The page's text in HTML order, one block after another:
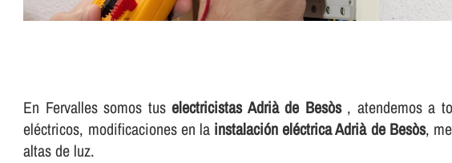
En Fervalles somos tuselectricistas Adrià de Besòs, atendemos a
eléctricos, modificaciones en la instalación eléctrica Adrià de Besòs,
altas de luz.